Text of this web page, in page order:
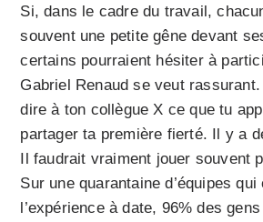
Si, dans le cadre du travail,
souvent une petite gêne devant
certains pourraient hésiter à
Gabriel Renaud se veut
dire à ton collègue X ce que tu
partager ta première fierté. Il y a
Il faudrait vraiment jouer souvent
Sur une quarantaine d’équipes
l’expérience à date, 96% des